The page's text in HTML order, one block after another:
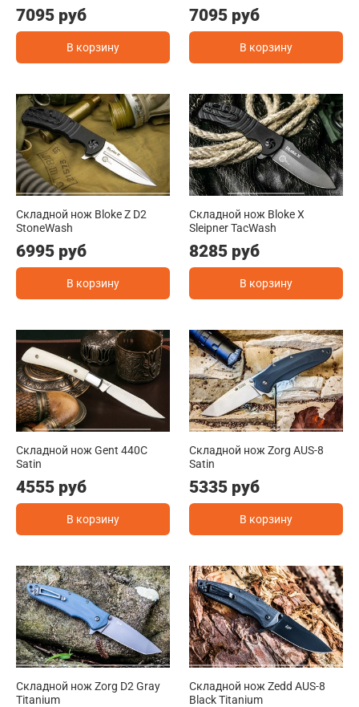
7095 руб
В корзину
7095 руб
В корзину
Складной нож Bloke Z D2
StoneWash
6995 руб
В корзину
Складной нож Bloke X
Sleipner TacWash
8285 руб
В корзину
Складной нож Gent 440C
Satin
4555 руб
В корзину
Складной нож Zorg AUS-8
Satin
5335 руб
В корзину
Складной нож Zorg D2 Gray
Titanium
Складной нож Zedd AUS-8
Black Titanium